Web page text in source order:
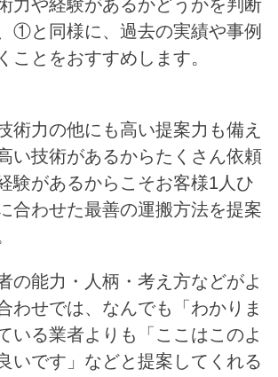
力や経験があるかどうかを判断
①と同様に、過去の実績や事例
ことをおすすめします。
術力の他にも高い提案力も備え
い技術があるからたくさん依頼
験があるからこそお客様1人ひ
合わせた最善の運搬方法を提案
の能力・人柄・考え方などがよ
わせでは、なんでも「わかりま
いる業者よりも「ここはこのよ
いです」などと提案してくれる